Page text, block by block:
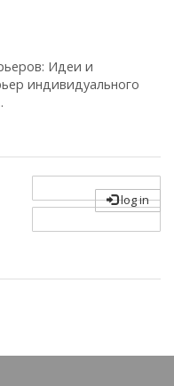
Идеи и
индивидуального
log in